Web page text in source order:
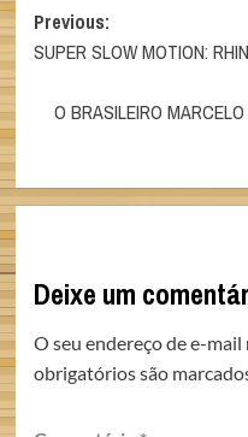
Post
navigation
Previous:
SUPER SLOW MOTION:
O BRASILEIRO
Deixe um
O seu endereço de e-
obrigatórios são